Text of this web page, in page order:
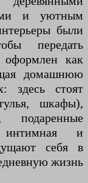
и уютным
были
передать
как
домашнюю
здесь стоят
шкафы),
интимная и
себя в
жизнь